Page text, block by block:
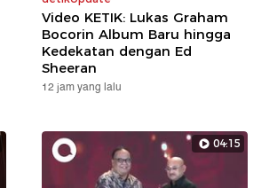
Video KETIK: Lukas Graham
Bocorin Album Baru hingga
Kedekatan dengan Ed
Sheeran
12 jam yang lalu
04:15